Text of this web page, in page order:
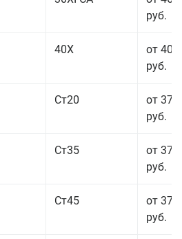
руб.
40Х
от 40
руб.
Ст20
от 37
руб.
Ст35
от 37
руб.
Ст45
от 37
руб.